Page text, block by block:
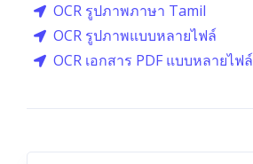
OCR รูปภาพภาษา Tamil
OCR รูปภาพแบบหลายไฟล์
OCR เอกสาร PDF แบบหลายไฟล์